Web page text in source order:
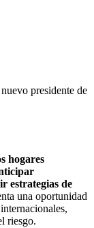
presidente de
hogares
estrategias de
una oportunidad
riesgo.